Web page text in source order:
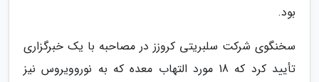
بود.
سخنگوی شرکت سلبریتی کروزز در مصاحبه با یک خبرگزاری
تأیید کرد که 18 مورد التهاب معده که به نوروویروس نیز